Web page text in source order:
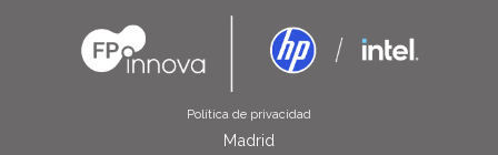
Política de privacidad
Madrid